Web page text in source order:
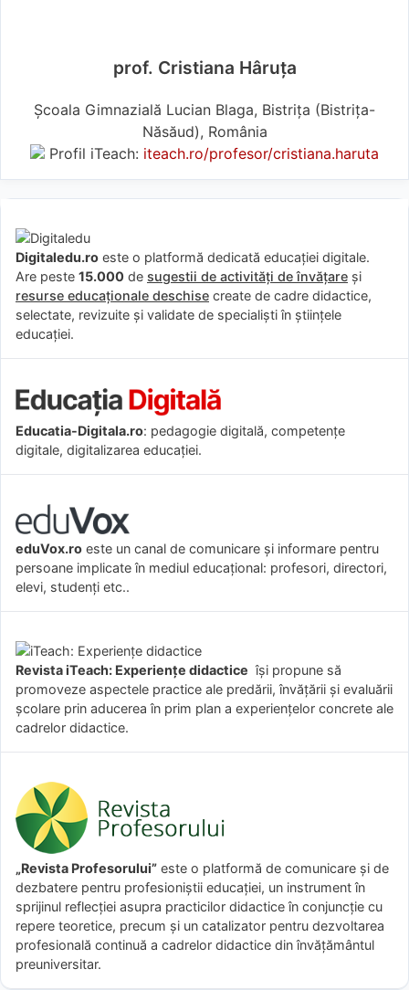
prof. Cristiana Hâruţa
Școala Gimnazială Lucian Blaga, Bistrița (Bistriţa-
Năsăud), România
Profil iTeach: iteach.ro/profesor/cristiana.haruta
Digitaledu.ro este o platformă dedicată educației digitale.
Are peste 15.000 de sugestii de activități de învățare și
resurse educaționale deschise create de cadre didactice,
selectate, revizuite și validate de specialiști în științele
educației.
Educatia-Digitala.ro: pedagogie digitală, competențe
digitale, digitalizarea educației.
eduVox.ro este un canal de comunicare și informare pentru
persoane implicate în mediul educațional: profesori, directori,
elevi, studenți etc..
Revista iTeach: Experienţe didactice îşi propune să
promoveze aspectele practice ale predării, învăţării şi evaluării
şcolare prin aducerea în prim plan a experienţelor concrete ale
cadrelor didactice.
„Revista Profesorului” este o platformă de comunicare și de
dezbatere pentru profesioniștii educației, un instrument în
sprijinul reflecției asupra practicilor didactice în conjuncție cu
repere teoretice, precum și un catalizator pentru dezvoltarea
profesională continuă a cadrelor didactice din învățământul
preuniversitar.